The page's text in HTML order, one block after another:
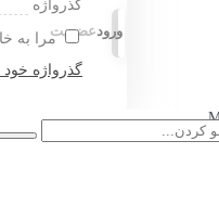
ورودعضویت
گذرواژه
مرا به
گذرواژه